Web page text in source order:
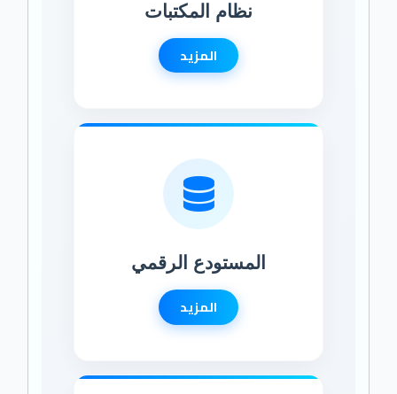
نظام المكتبات
المزيد
المستودع الرقمي
المزيد